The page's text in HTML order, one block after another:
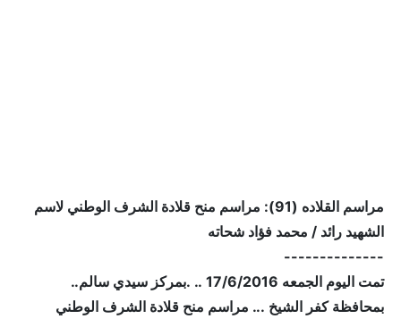
مراسم القلاده (91): مراسم منح قلادة الشرف الوطني لاسم
الشهيد رائد / محمد فؤاد شحاته
--------------
تمت اليوم الجمعه 17/6/2016 .. .بمركز سيدي سالم..
بمحافظة كفر الشيخ ... مراسم منح قلادة الشرف الوطني